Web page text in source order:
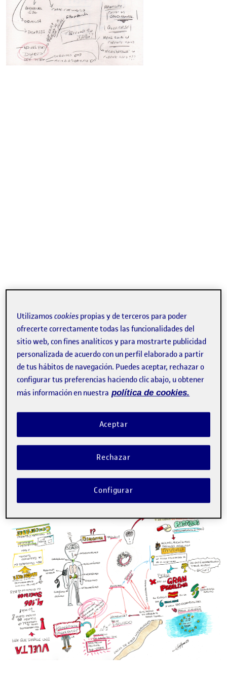
Con esto finalmente presento el diagrama con
predominancia gráfica donde desarrollo el concepto:
Utilizamoscookies propias y de terceros para poder
ofrecerte correctamente todas las funcionalidades del
sitio web, con fines analíticos y para mostrarte publicidad
personalizada de acuerdo con un perfil elaborado a partir
de tus hábitos de navegación. Puedes aceptar, rechazar o
configurar tus preferencias haciendo clic abajo, u obtener
más información en nuestra política de cookies.
Rechazar
Aceptar
Configurar